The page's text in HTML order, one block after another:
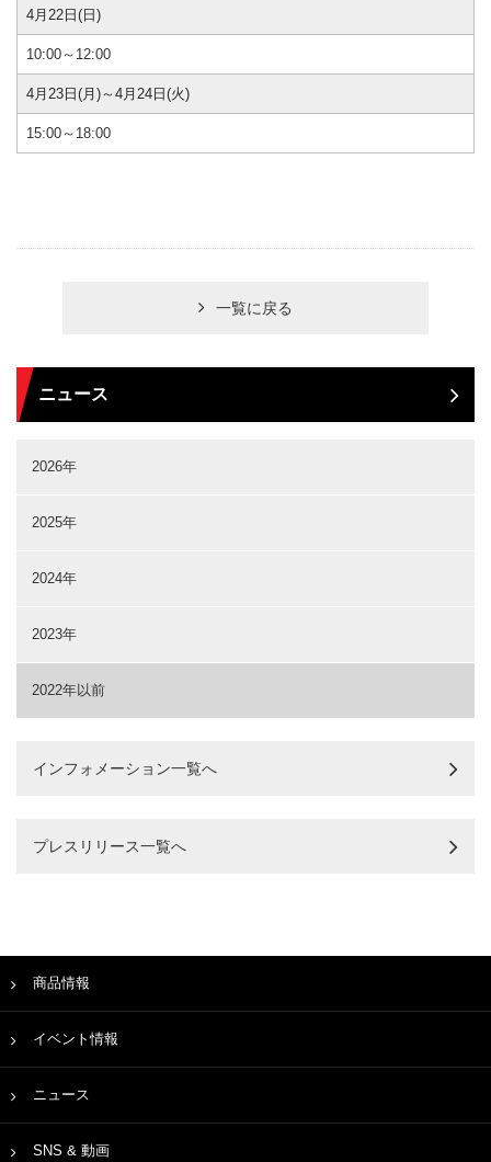
4月22日(日)
10:00～12:00
4月23日(月)～4月24日(火)
15:00～18:00
一覧に戻る
ニュース
2026年
2025年
2024年
2023年
2022年以前
インフォメーション一覧へ
プレスリリース一覧へ
商品情報
イベント情報
ニュース
SNS & 動画